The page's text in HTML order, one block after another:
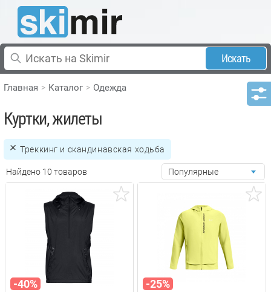
Искать
Главная Каталог Одежда
Куртки, жилеты
Треккинг и скандинавская ходьба
Найдено 10 товаров Популярные
-40% -25%